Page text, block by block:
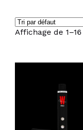
Affichage de